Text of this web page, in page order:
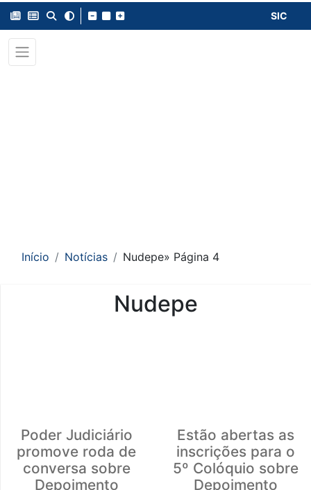
SIC
Início Notícias Nudepe» Página 4
Nudepe
Poder Judiciário
promove roda de
conversa sobre
Depoimento
Estão abertas as
inscrições para o
5º Colóquio sobre
Depoimento